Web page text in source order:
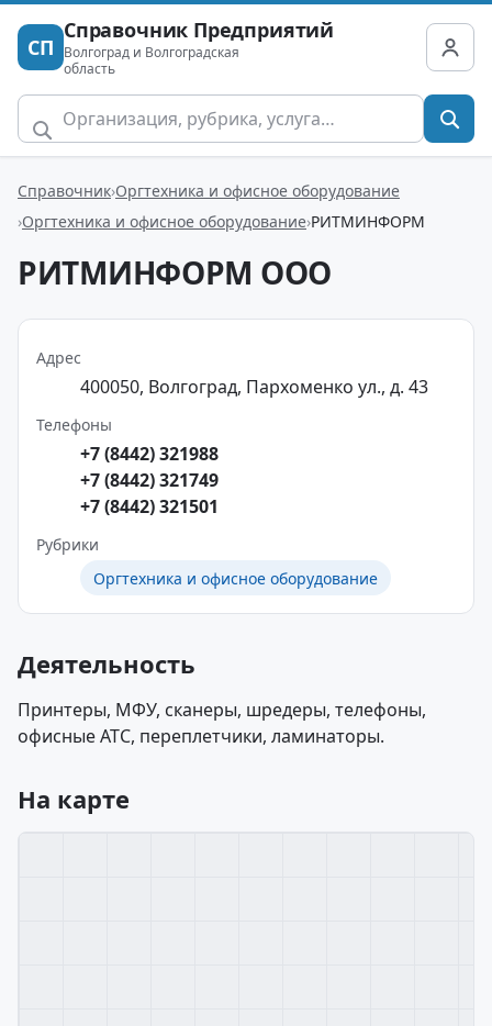
СП
Справочник Предприятий
Волгоград и Волгоградская
область
Справочник Оргтехника и офисное оборудование
Оргтехника и офисное оборудование РИТМИНФОРМ
РИТМИНФОРМ ООО
Адрес
400050, Волгоград, Пархоменко ул., д. 43
Телефоны
+7 (8442) 321988
+7 (8442) 321749
+7 (8442) 321501
Рубрики
Оргтехника и офисное оборудование
Деятельность
Принтеры, МФУ, сканеры, шредеры, телефоны,
офисные АТС, переплетчики, ламинаторы.
На карте